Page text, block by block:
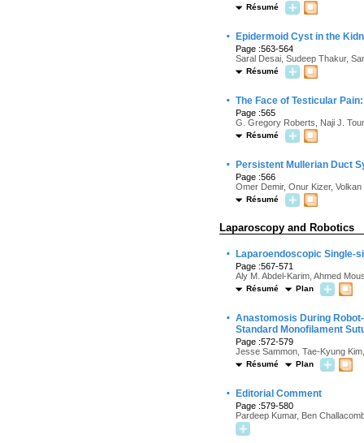
Résumé
· Epidermoid Cyst in the
Page :563-564
Saral Desai, Sudeep Thakur,
Résumé
· The Face of Testicular
Page :565
G. Gregory Roberts, Naji J.
Résumé
· Persistent Mullerian Duct
Page :566
Omer Demir, Onur Kizer, Volkan
Résumé
Laparoscopy and Robotics
· Laparoendoscopic Single-
Page :567-571
Aly M. Abdel-Karim, Ahmed
Résumé Plan
· Anastomosis During
Standard Monofilament
Page :572-579
Jesse Sammon, Tae-Kyung
Résumé Plan
· Editorial Comment
Page :579-580
Pardeep Kumar, Ben